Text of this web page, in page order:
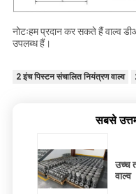
नोटःहम प्रदान कर सकते हैं वाल्व
उपलब्ध हैं।
2 इंच पिस्टन संचालित नियंत्रण वाल्व
सबसे
उच्च
वाल्व